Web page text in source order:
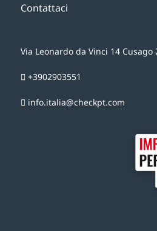
Contattaci
Via Leonardo da Vinci 14
+3902903551
info.italia@checkpt.com